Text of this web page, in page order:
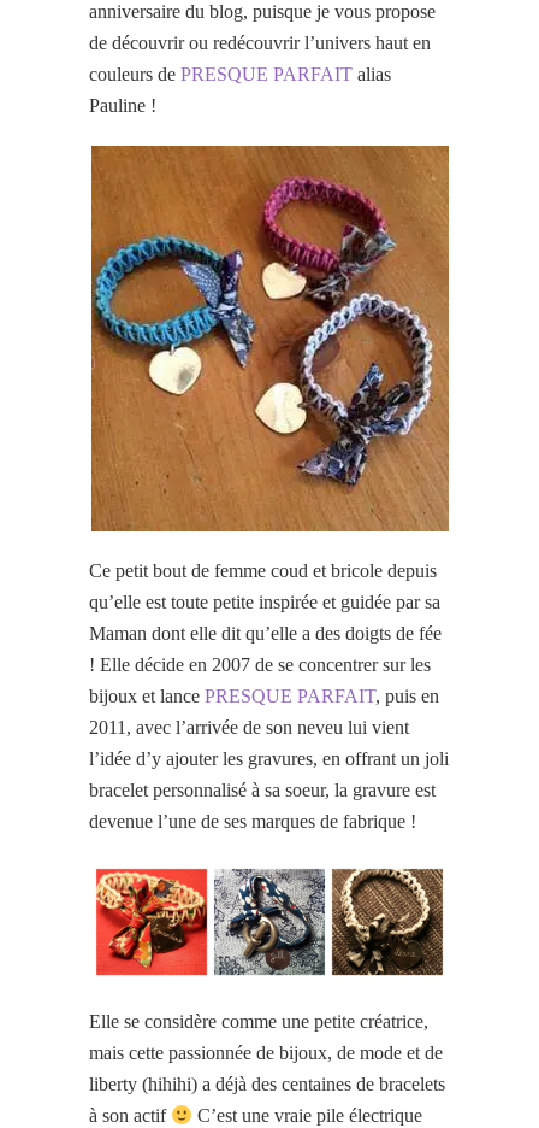
anniversaire du blog, puisque je vous propose
de découvrir ou redécouvrir l’univers haut en
couleurs de PRESQUE PARFAIT alias
Pauline !
Ce petit bout de femme coud et bricole depuis
qu’elle est toute petite inspirée et guidée par sa
Maman dont elle dit qu’elle a des doigts de fée
! Elle décide en 2007 de se concentrer sur les
bijoux et lance PRESQUE PARFAIT, puis en
2011, avec l’arrivée de son neveu lui vient
l’idée d’y ajouter les gravures, en offrant un joli
bracelet personnalisé à sa soeur, la gravure est
devenue l’une de ses marques de fabrique !
Elle se considère comme une petite créatrice,
mais cette passionnée de bijoux, de mode et de
liberty (hihihi) a déjà des centaines de bracelets
à son actif
C’est une vraie pile électrique